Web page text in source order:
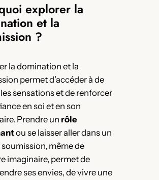
explorer la
et la
?
la domination et la
permet d’accéder à de
sensations et de renforcer
en soi et en son
Prendre un rôle
ou se laisser aller dans un
soumission, même de
imaginaire, permet de
ses envies, de vivre une